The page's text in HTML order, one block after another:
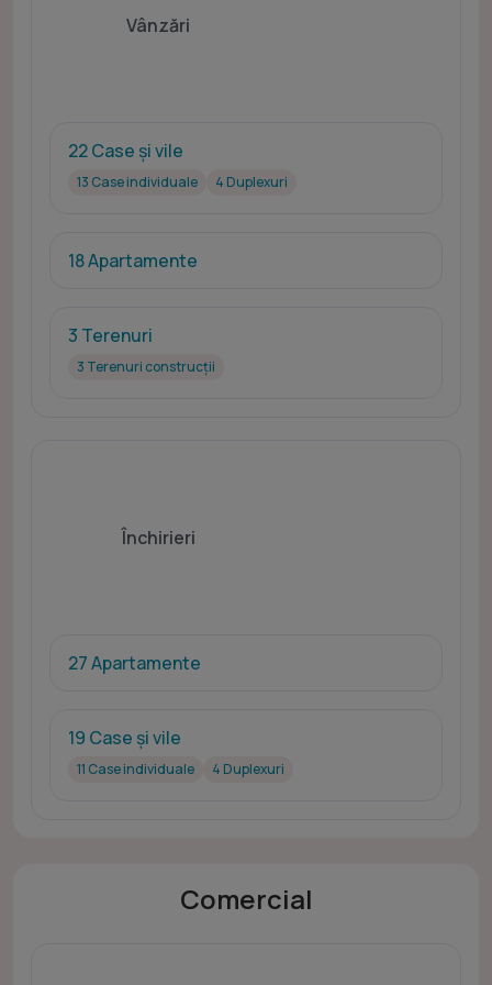
Vânzări
22 Case și vile
13 Case individuale 4 Duplexuri
18 Apartamente
3 Terenuri
3 Terenuri construcții
Închirieri
27 Apartamente
19 Case și vile
11 Case individuale 4 Duplexuri
Comercial